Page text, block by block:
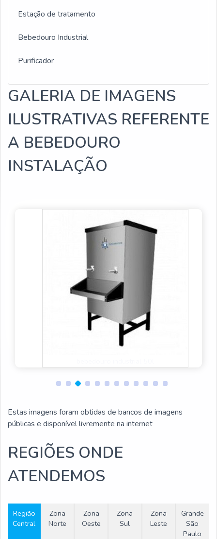
Estação de tratamento
Bebedouro Industrial
Purificador
GALERIA DE IMAGENS
ILUSTRATIVAS REFERENTE
A BEBEDOURO
INSTALAÇÃO
Estas imagens foram obtidas de bancos de imagens
públicas e disponível livremente na internet
REGIÕES ONDE
ATENDEMOS
Região
Central
Zona
Norte
Zona
Oeste
Zona
Sul
Zona
Leste
Grande
São
Paulo